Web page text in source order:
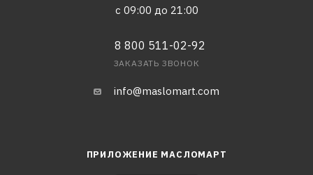
с 09:00 до 21:00
8 800 511-02-92
ЗАКАЗАТЬ ЗВОНОК
info@maslomart.com
ПРИЛОЖЕНИЕ МАСЛОМАРТ